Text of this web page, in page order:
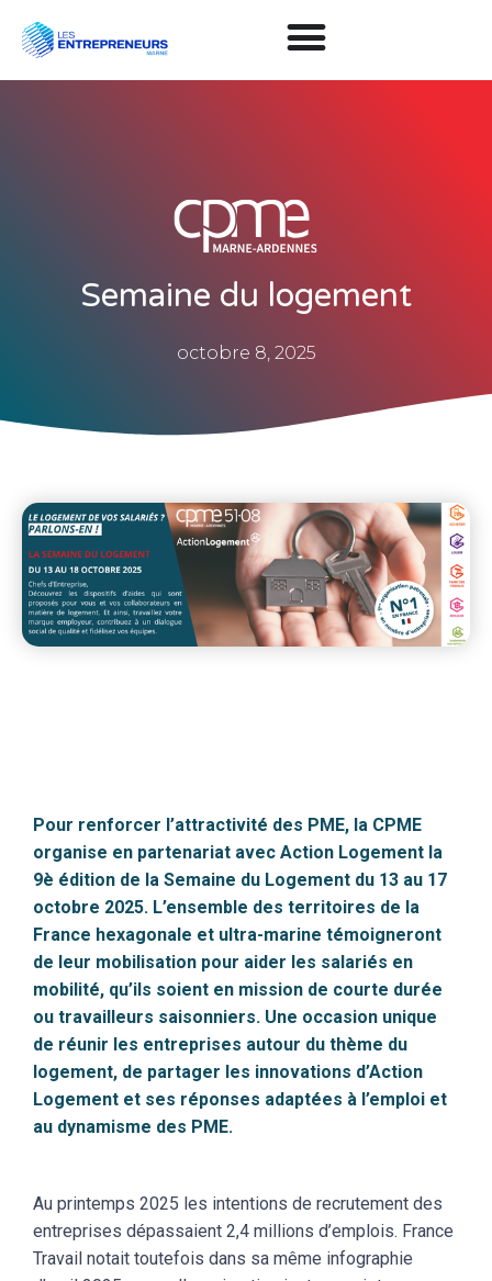
Semaine du logement
octobre 8, 2025
Pour renforcer l’attractivité des PME, la CPME
organise en partenariat avec Action Logement la
9è édition de la Semaine du Logement du 13 au 17
octobre 2025. L’ensemble des territoires de la
France hexagonale et ultra-marine témoigneront
de leur mobilisation pour aider les salariés en
mobilité, qu’ils soient en mission de courte durée
ou travailleurs saisonniers. Une occasion unique
de réunir les entreprises autour du thème du
logement, de partager les innovations d’Action
Logement et ses réponses adaptées à l’emploi et
au dynamisme des PME.
Au printemps 2025 les intentions de recrutement des
entreprises dépassaient 2,4 millions d’emplois. France
Travail notait toutefois dans sa même infographie